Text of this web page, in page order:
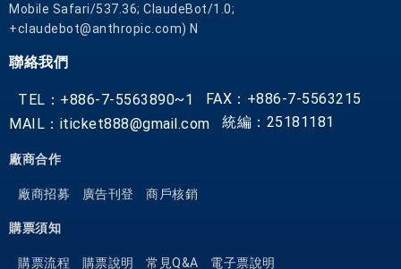
Mobile Safari/537.36; ClaudeBot/1.0;
+claudebot@anthropic.com) N
聯絡我們
TEL：+886-7-5563890~1
FAX：+886-7-5563215
MAIL：iticket888@gmail.com
統編：25181181
廠商合作
廠商招募 廣告刊登 商戶核銷
購票須知
購票流程 購票說明 常見Q&A 電子票說明